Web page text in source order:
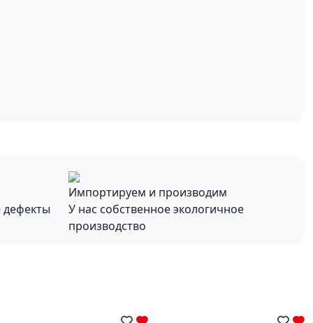
дефекты
Импортируем и производим
У нас собственное экологичное
производство